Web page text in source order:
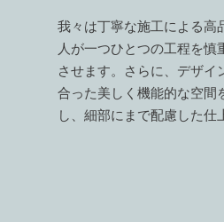
我々は丁寧な施工による高
人が一つひとつの工程を
させます。さらに、デザイ
合った美しく機能的な空間
し、細部にまで配慮した仕